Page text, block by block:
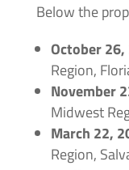
Below the
October 26,
Region,
November
Midwest
March 22,
Region,